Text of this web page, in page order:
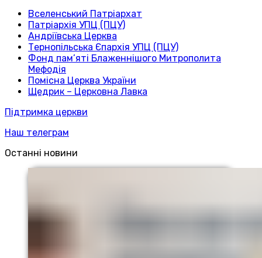
Вселенський Патріархат
Патріархія УПЦ (ПЦУ)
Андріївська Церква
Тернопільська Єпархія УПЦ (ПЦУ)
Фонд пам’яті Блаженнішого Митрополита
Мефодія
Помісна Церква України
Щедрик – Церковна Лавка
Підтримка церкви
Наш телеграм
Останні новини